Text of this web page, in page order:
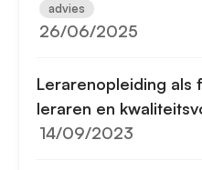
advies
26/06/2025
Lerarenopleiding als
leraren en
14/09/2023